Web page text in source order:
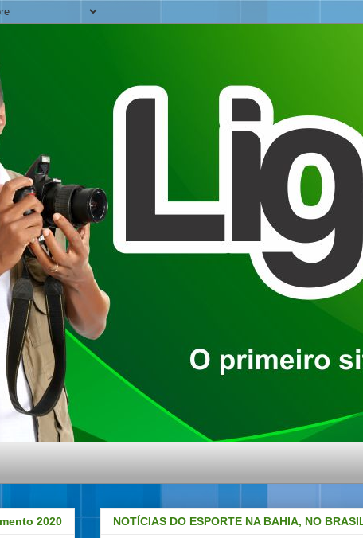
NOTÍCIAS DO ESPORTE NA BAHIA, NO
2020